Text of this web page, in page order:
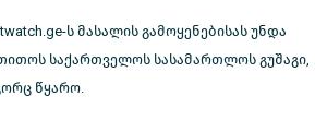
ს მასალის გამოყენებისას უნდა
საქართველოს სასამართლოს გუშაგი,
წყარო.